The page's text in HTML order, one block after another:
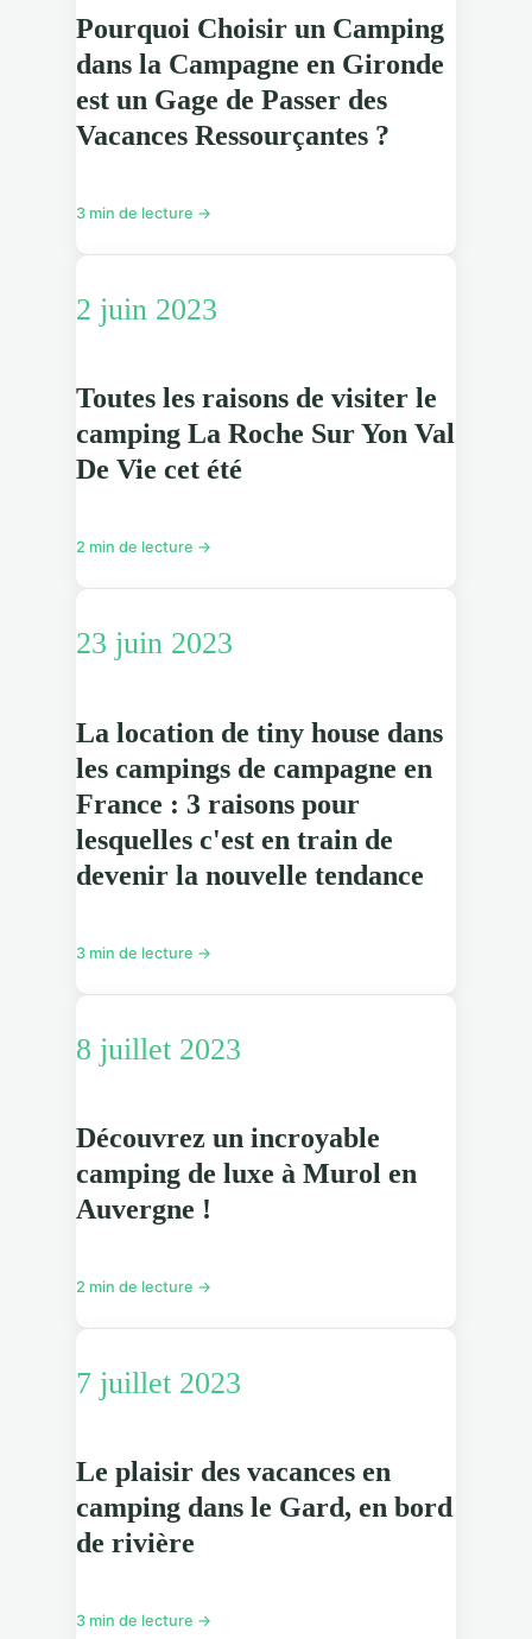
Pourquoi Choisir un Camping
dans la Campagne en Gironde
est un Gage de Passer des
Vacances Ressourçantes ?
3 min de lecture →
2 juin 2023
Toutes les raisons de visiter le
camping La Roche Sur Yon Val
De Vie cet été
2 min de lecture →
23 juin 2023
La location de tiny house dans
les campings de campagne en
France : 3 raisons pour
lesquelles c'est en train de
devenir la nouvelle tendance
3 min de lecture →
8 juillet 2023
Découvrez un incroyable
camping de luxe à Murol en
Auvergne !
2 min de lecture →
7 juillet 2023
Le plaisir des vacances en
camping dans le Gard, en bord
de rivière
3 min de lecture →